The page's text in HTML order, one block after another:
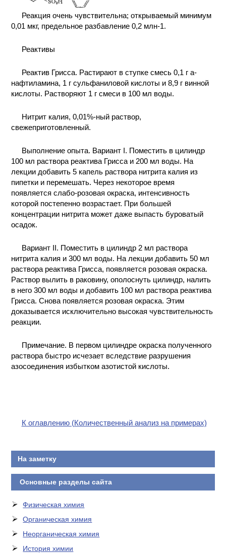
Реакция очень чувствительна; открываемый минимум
0,01 мкг, предельное разбавление 0,2 млн-1.
Реактивы
Реактив Грисса. Растирают в ступке смесь 0,1 г а-
нафтиламина, 1 г сульфаниловой кислоты и 8,9 г винной
кислоты. Растворяют 1 г смеси в 100 мл воды.
Нитрит калия, 0,01%-ный раствор,
свежеприготовленный.
Выполнение опыта. Вариант I. Поместить в цилиндр
100 мл раствора реактива Грисса и 200 мл воды. На
лекции добавить 5 капель раствора нитрита калия из
пипетки и перемешать. Через некоторое время
появляется слабо-розовая окраска, интенсивность
которой постепенно возрастает. При большей
концентрации нитрита может даже выпасть буроватый
осадок.
Вариант II. Поместить в цилиндр 2 мл раствора
нитрита калия и 300 мл воды. На лекции добавить 50 мл
раствора реактива Грисса, появляется розовая окраска.
Раствор вылить в раковину, ополоснуть цилиндр, налить
в него 300 мл воды и добавить 100 мл раствора реактива
Грисса. Снова появляется розовая окраска. Этим
доказывается исключительно высокая чувствительность
реакции.
Примечание. В первом цилиндре окраска полученного
раствора быстро исчезает вследствие разрушения
азосоединения избытком азотистой кислоты.
К оглавлению (Количественный анализ на примерах)
На заметку
Основные разделы сайта
Физическая химия
Органическая химия
Неорганическая химия
История химии